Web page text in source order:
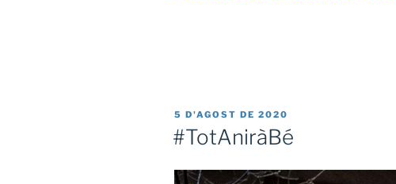
PUBLICAT
A
5 D'AGOST DE 2020
#TotAniràBé